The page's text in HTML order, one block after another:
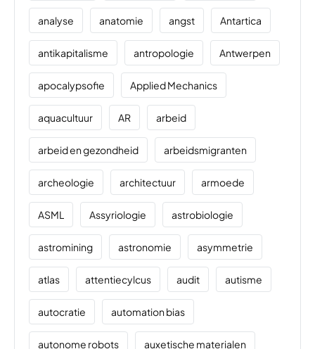
analyse anatomie angst Antartica
antikapitalisme antropologie Antwerpen
apocalypsofie Applied Mechanics
aquacultuur AR arbeid
arbeid en gezondheid arbeidsmigranten
archeologie architectuur armoede
ASML Assyriologie astrobiologie
astromining astronomie asymmetrie
atlas attentiecylcus audit autisme
autocratie automation bias
autonome robots auxetische materialen